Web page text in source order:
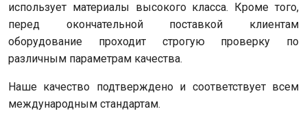
использует материалы высокого класса. Кроме того,
перед окончательной поставкой клиентам
оборудование проходит строгую проверку по
различным параметрам качества.
Наше качество подтверждено и соответствует всем
международным стандартам.